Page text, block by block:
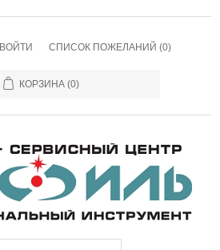
ВОЙТИ СПИСОК ПОЖЕЛАНИЙ (0)
КОРЗИНА (0)